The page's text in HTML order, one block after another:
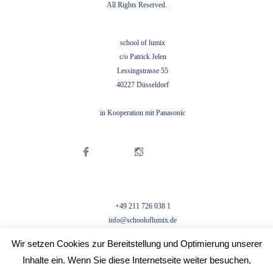
All Rights Reserved.
school of lumix
c/o Patrick Jelen
Lessingstrasse 55
40227 Düsseldorf
in Kooperation mit Panasonic
+49 211 726 038 1
info@schooloflumix.de
[wpdreams_ajaxsearchlite]
Wir setzen Cookies zur Bereitstellung und Optimierung unserer
Inhalte ein. Wenn Sie diese Internetseite weiter besuchen,